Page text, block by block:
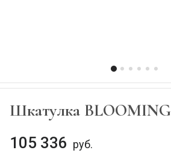
Шкатулка BLOOMING
105 336 руб.